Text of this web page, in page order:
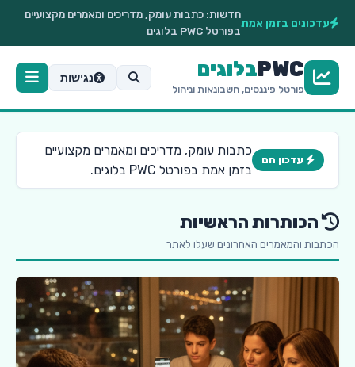
עדכונים בזמן אמת
חדשות: כתבות עומק, מדריכים ומאמרים מקצועיים
בפורטל PWC בלוגים
PWCבלוגים
פורטל פיננסים, חשבונאות וניהול
נגישות
עדכון חם
כתבות עומק, מדריכים ומאמרים מקצועיים
בזמן אמת בפורטל PWC בלוגים.
הכותרות הראשיות
הכתבות והמאמרים האחרונים שעלו לאתר